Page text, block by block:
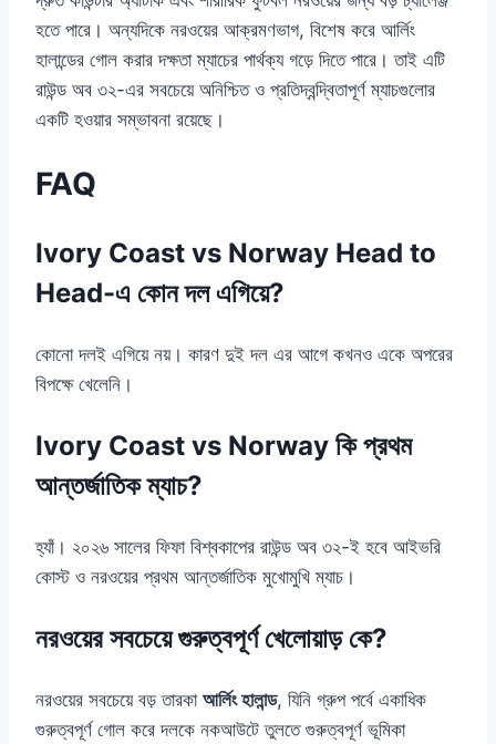
হতে পারে। অন্যদিকে নরওয়ের আক্রমণভাগ, বিশেষ করে আর্লিং
হালান্ডের গোল করার দক্ষতা ম্যাচের পার্থক্য গড়ে দিতে পারে। তাই এটি
রাউন্ড অব ৩২-এর সবচেয়ে অনিশ্চিত ও প্রতিদ্বন্দ্বিতাপূর্ণ ম্যাচগুলোর
একটি হওয়ার সম্ভাবনা রয়েছে।
FAQ
Ivory Coast vs Norway Head to
Head-এ কোন দল এগিয়ে?
কোনো দলই এগিয়ে নয়। কারণ দুই দল এর আগে কখনও একে অপরের
বিপক্ষে খেলেনি।
Ivory Coast vs Norway কি প্রথম
আন্তর্জাতিক ম্যাচ?
হ্যাঁ। ২০২৬ সালের ফিফা বিশ্বকাপের রাউন্ড অব ৩২-ই হবে আইভরি
কোস্ট ও নরওয়ের প্রথম আন্তর্জাতিক মুখোমুখি ম্যাচ।
নরওয়ের সবচেয়ে গুরুত্বপূর্ণ খেলোয়াড় কে?
নরওয়ের সবচেয়ে বড় তারকা আর্লিং হালান্ড, যিনি গ্রুপ পর্বে একাধিক
গুরুত্বপূর্ণ গোল করে দলকে নকআউটে তুলতে গুরুত্বপূর্ণ ভূমিকা